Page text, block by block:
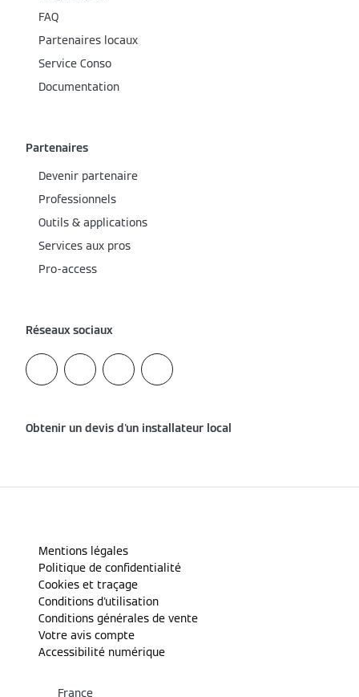
FAQ
Partenaires locaux
Service Conso
Documentation
Partenaires
Devenir partenaire
Professionnels
Outils & applications
Services aux pros
Pro-access
Réseaux sociaux
Obtenir un devis d'un installateur local
Mentions légales
Politique de confidentialité
Cookies et traçage
Conditions d'utilisation
Conditions générales de vente
Votre avis compte
Accessibilité numérique
France